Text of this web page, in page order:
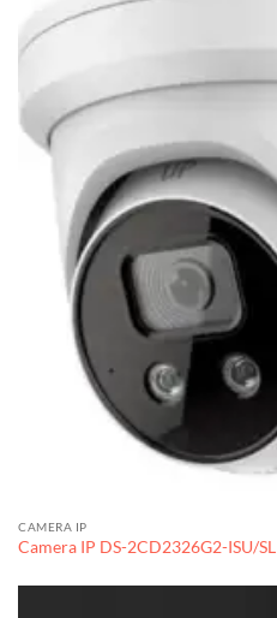
CAMERA IP
Camera IP DS-2CD2326G2-ISU/SL